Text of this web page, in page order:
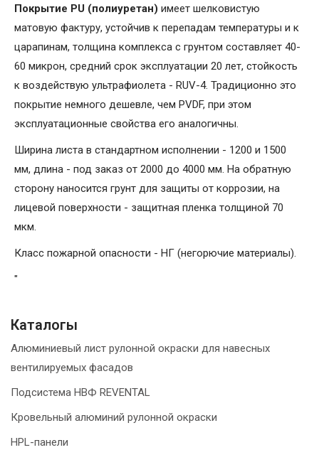
Покрытие PU (полиуретан) имеет шелковистую
матовую фактуру, устойчив к перепадам температуры и к
царапинам, толщина комплекса с грунтом составляет 40-
60 микрон, средний срок эксплуатации 20 лет, стойкость
к воздействую ультрафиолета - RUV-4. Традиционно это
покрытие немного дешевле, чем PVDF, при этом
эксплуатационные свойства его аналогичны.
Ширина листа в стандартном исполнении - 1200 и 1500
мм, длина - под заказ от 2000 до 4000 мм. На обратную
сторону наносится грунт для защиты от коррозии, на
лицевой поверхности - защитная пленка толщиной 70
мкм.
Класс пожарной опасности - НГ (негорючие материалы).
"
Каталогы
Алюминиевый лист рулонной окраски для навесных
вентилируемых фасадов
Подсистема НВФ REVENTAL
Кровельный алюминий рулонной окраски
HPL-панели